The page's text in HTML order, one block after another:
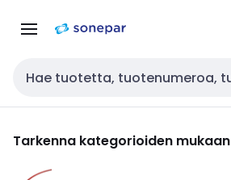
navigointiinsisältöön
Haku
Tarkenna kategorioiden mukaan